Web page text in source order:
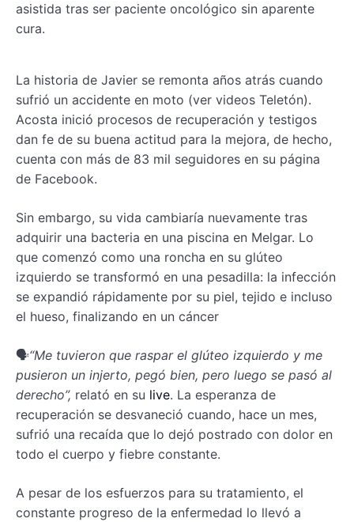
asistida tras ser paciente oncológico sin aparente
cura.
La historia de Javier se remonta años atrás cuando
sufrió un accidente en moto (ver videos Teletón).
Acosta inició procesos de recuperación y testigos
dan fe de su buena actitud para la mejora, de hecho,
cuenta con más de 83 mil seguidores en su página
de Facebook.
Sin embargo, su vida cambiaría nuevamente tras
adquirir una bacteria en una piscina en Melgar. Lo
que comenzó como una roncha en su glúteo
izquierdo se transformó en una pesadilla: la infección
se expandió rápidamente por su piel, tejido e incluso
el hueso, finalizando en un cáncer
🗣️“Me tuvieron que raspar el glúteo izquierdo y me
pusieron un injerto, pegó bien, pero luego se pasó al
derecho”, relató en su live. La esperanza de
recuperación se desvaneció cuando, hace un mes,
sufrió una recaída que lo dejó postrado con dolor en
todo el cuerpo y fiebre constante.
A pesar de los esfuerzos para su tratamiento, el
constante progreso de la enfermedad lo llevó a